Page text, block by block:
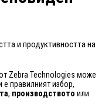
и продуктивността на
Zebra Technologies може
е правилният избор,
, производството или